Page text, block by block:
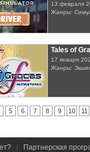
13 февраля
Жанры:
Tales of
17 января
Жанры:
5 6 7 8 9 10 11
Партнерская